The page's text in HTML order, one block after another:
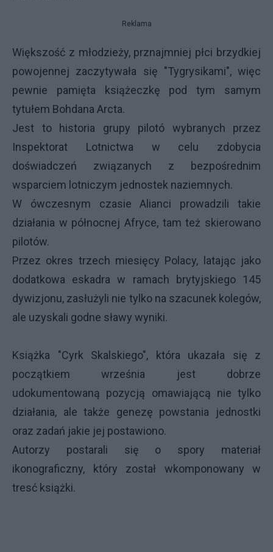
Reklama
Większość z młodzieży, prznajmniej płci brzydkiej
powojennej zaczytywała się "Tygrysikami", więc
pewnie pamięta książeczkę pod tym samym
tytułem Bohdana Arcta.
Jest to historia grupy pilotó wybranych przez
Inspektorat Lotnictwa w celu zdobycia
doświadczeń związanych z bezpośrednim
wsparciem lotniczym jednostek naziemnych.
W ówczesnym czasie Alianci prowadzili takie
działania w północnej Afryce, tam też skierowano
pilotów.
Przez okres trzech miesięcy Polacy, latając jako
dodatkowa eskadra w ramach brytyjskiego 145
dywizjonu, zasłużyli nie tylko na szacunek kolegów,
ale uzyskali godne sławy wyniki.
Książka "Cyrk Skalskiego", która ukazała się z
początkiem września jest dobrze
udokumentowaną pozycją omawiającą nie tylko
działania, ale także genezę powstania jednostki
oraz zadań jakie jej postawiono.
Autorzy postarali się o spory materiał
ikonograficzny, który został wkomponowany w
tresć książki.